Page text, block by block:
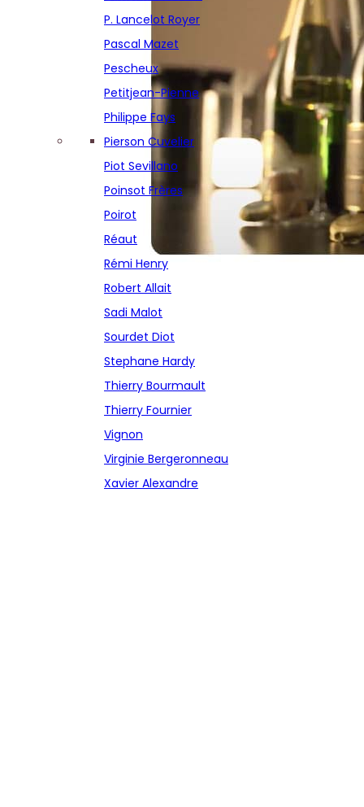
Sadi Malot
Sourdet Diot
Stephane Hardy
Thierry Fournier
Xavier Alexandre
P. Lancelot Royer
Pascal Mazet
Pescheux
Petitjean-Pienne
Philippe Fays
Pierson Cuvelier
Piot Sevillano
Poinsot Frères
Poirot
Réaut
Rémi Henry
Robert Allait
Sadi Malot
Sourdet Diot
Stephane Hardy
Thierry Bourmault
Thierry Fournier
Vignon
Virginie Bergeronneau
Xavier Alexandre